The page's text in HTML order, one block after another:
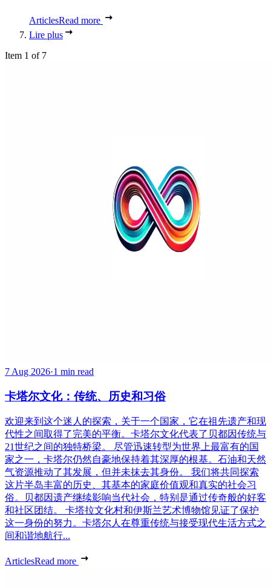
ArticlesRead more
Lire plus
Item 1 of 7
7 Aug 2026·1 min read
卡塔尔文化：传统、历史和习俗
欢迎来到这个迷人的探索，关于一个国家，它在祖先遗产和现
代性之间取得了完美的平衡。卡塔尔文化代表了贝都因传统与
21世纪之间的独特桥梁。 尽管迅速转型为世界上最富有的国
家之一，卡塔尔仍然自豪地保持着其深厚的根基。石油和天然
气资源推动了其发展，但并未抹去其身份。 我们将共同探索
这片半岛丰富的历史、其基本的家庭价值观和真实的社会习
俗。贝都因遗产继续影响当代社会，特别是通过传奇般的好客
和社区团结。 卡塔拉文化村和伊斯兰艺术博物馆见证了保护
这一身份的努力。卡塔尔人在尊重传统与接受现代生活方式之
间和谐地航行...
ArticlesRead more